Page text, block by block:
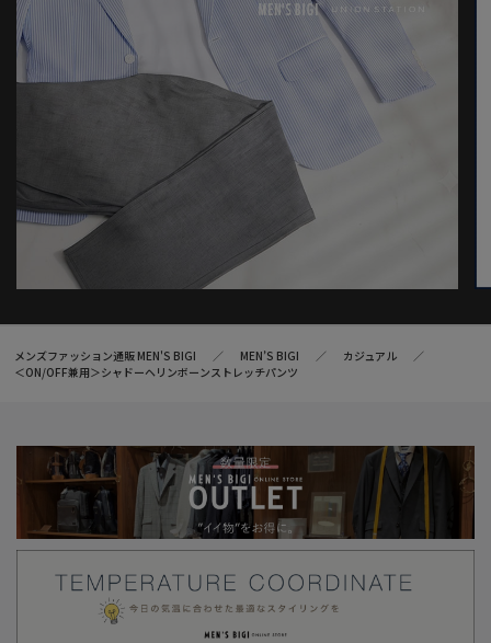
メンズファッション通販 MEN'S BIGI MEN’S BIGI
カジュアル
＜ON/OFF兼用＞シャドーヘリンボーンストレッチパンツ